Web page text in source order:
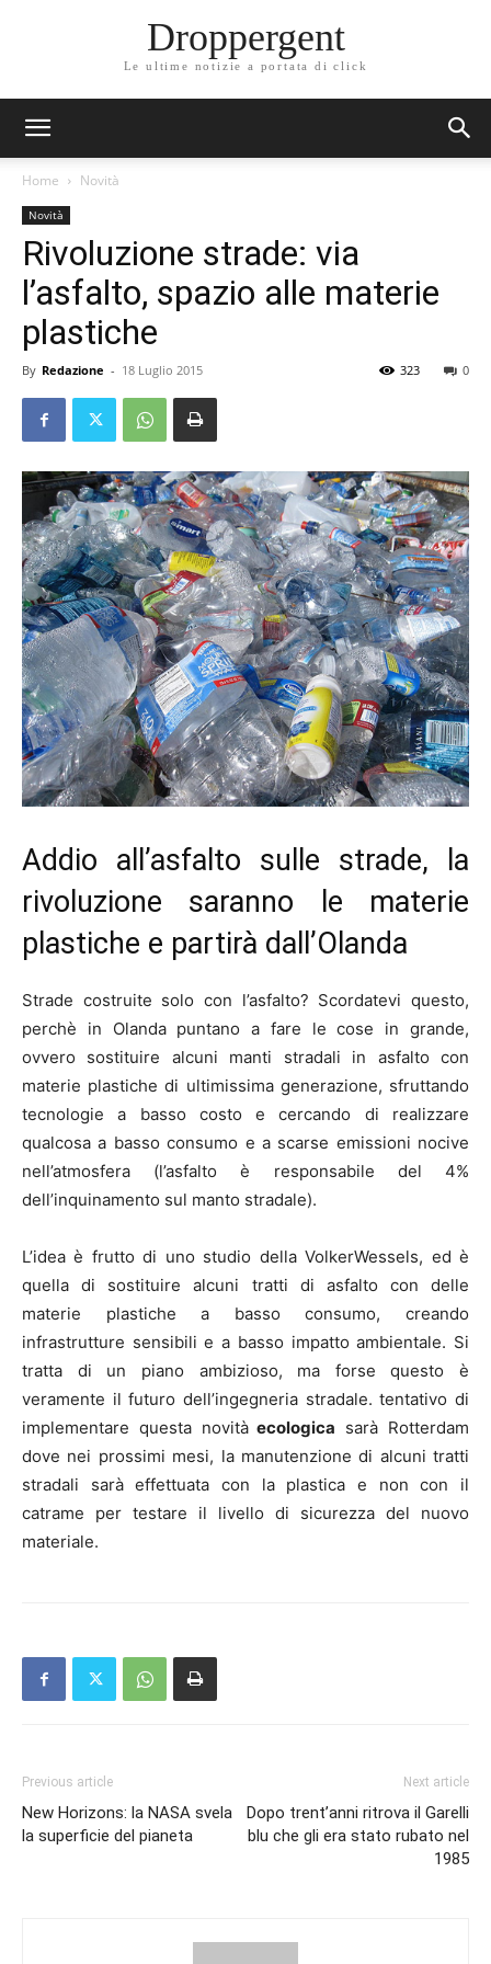
Droppergent
Le ultime notizie a portata di click
Home Novità
Novità
Rivoluzione strade: via
l’asfalto, spazio alle materie
plastiche
By Redazione - 18 Luglio 2015 0
323
Addio all’asfalto sulle strade, la
rivoluzione saranno le materie
plastiche e partirà dall’Olanda
Strade costruite solo con l’asfalto? Scordatevi questo,
perchè in Olanda puntano a fare le cose in grande,
ovvero sostituire alcuni manti stradali in asfalto con
materie plastiche di ultimissima generazione, sfruttando
tecnologie a basso costo e cercando di realizzare
qualcosa a basso consumo e a scarse emissioni nocive
nell’atmosfera (l’asfalto è responsabile del 4%
dell’inquinamento sul manto stradale).
L’idea è frutto di uno studio della VolkerWessels, ed è
quella di sostituire alcuni tratti di asfalto con delle
materie plastiche a basso consumo, creando
infrastrutture sensibili e a basso impatto ambientale. Si
tratta di un piano ambizioso, ma forse questo è
veramente il futuro dell’ingegneria stradale. tentativo di
implementare questa novitàecologica sarà Rotterdam
dove nei prossimi mesi, la manutenzione di alcuni tratti
stradali sarà effettuata con la plastica e non con il
catrame per testare il livello di sicurezza del nuovo
materiale.
Previous article
New Horizons: la NASA svela
la superficie del pianeta
Next article
Dopo trent’anni ritrova il Garelli
blu che gli era stato rubato nel
1985